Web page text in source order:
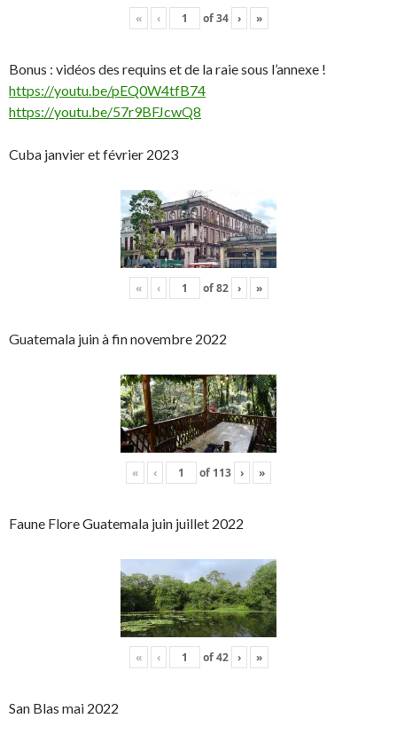
« ‹ of34 › »
Bonus : vidéos des requins et de la raie sous l’annexe !
https://youtu.be/pEQ0W4tfB74
https://youtu.be/57r9BFJcwQ8
Cuba janvier et février 2023
« ‹ of82 › »
Guatemala juin à fin novembre 2022
« ‹ of 113 › »
Faune Flore Guatemala juin juillet 2022
« ‹ of42 › »
San Blas mai 2022